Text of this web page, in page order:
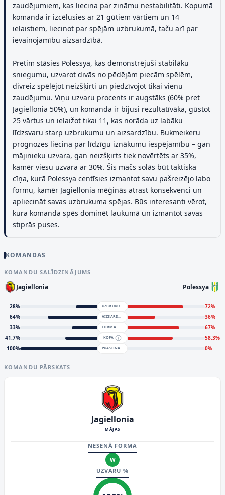
zaudējumiem, kas liecina par zināmu nestabilitāti. Kopumā
komanda ir izcēlusies ar 21 gūtiem vārtiem un 14
ielaistiem, liecinot par spējām uzbrukumā, taču arī par
ievainojamību aizsardzībā.
Pretim stāsies Polessya, kas demonstrējuši stabilāku
sniegumu, uzvarot divās no pēdējām piecām spēlēm,
divreiz spēlējot neizšķirti un piedzīvojot tikai vienu
zaudējumu. Viņu uzvaru procents ir augstāks (60% pret
Jagiellonia 50%), un komanda ir bijusi rezultatīvāka, gūstot
25 vārtus un ielaižot tikai 11, kas norāda uz labāku
līdzsvaru starp uzbrukumu un aizsardzību. Bukmeikeru
prognozes liecina par līdzīgu iznākumu iespējamību – gan
mājinieku uzvara, gan neizšķirts tiek novērtēts ar 35%,
kamēr viesu uzvara ar 30%. Šis mačs solās būt taktiska
cīņa, kurā Polessya centīsies izmantot savu pašreizējo labo
formu, kamēr Jagiellonia mēģinās atrast konsekvenci un
apliecināt savas uzbrukuma spējas. Būs interesanti vērot,
kura komanda spēs dominēt laukumā un izmantot savas
stiprās puses.
KOMANDAS
KOMANDU SALĪDZINĀJUMS
Jagiellonia Polessya
28% UZBRUKUMS 72%
64% AIZSARDZĪBA 36%
33% FORMA 67%
41.7% KOPĀ 58.3%
100% PUASONA MODELIS 0%
KOMANDU PĀRSKATS
Jagiellonia
MĀJAS
NESENĀ FORMA
W
UZVARU %